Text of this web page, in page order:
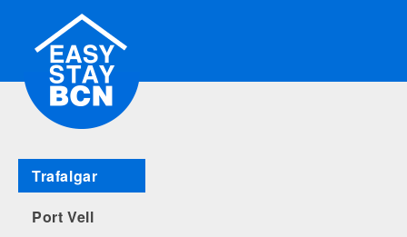
Trafalgar
Port Vell